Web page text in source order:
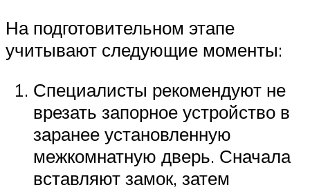
На подготовительном этапе
учитывают следующие моменты:
Специалисты рекомендуют не
врезать запорное устройство в
заранее установленную
межкомнатную дверь. Сначала
вставляют замок, затем